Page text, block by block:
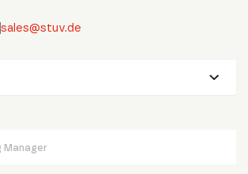
sales@stuv.de